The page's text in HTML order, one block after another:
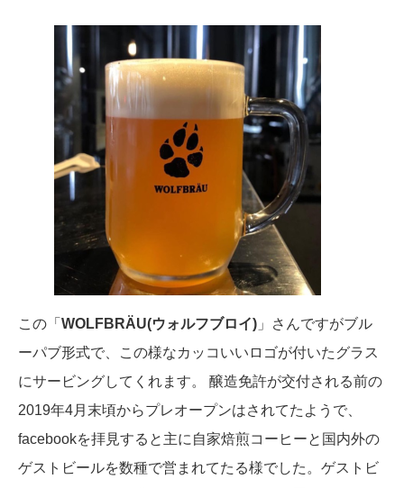
この「 WOLFBRÄU(ウォルフブロイ) 」さんですがブル
ーパブ形式で、この様なカッコいいロゴが付いたグラス
にサービングしてくれます。 醸造免許が交付される前の
2019年4月末頃からプレオープンはされてたようで、
facebookを拝見すると主に自家焙煎コーヒーと国内外の
ゲストビールを数種で営まれてたる様でした。ゲストビ